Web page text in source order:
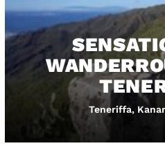
Teneriffa,